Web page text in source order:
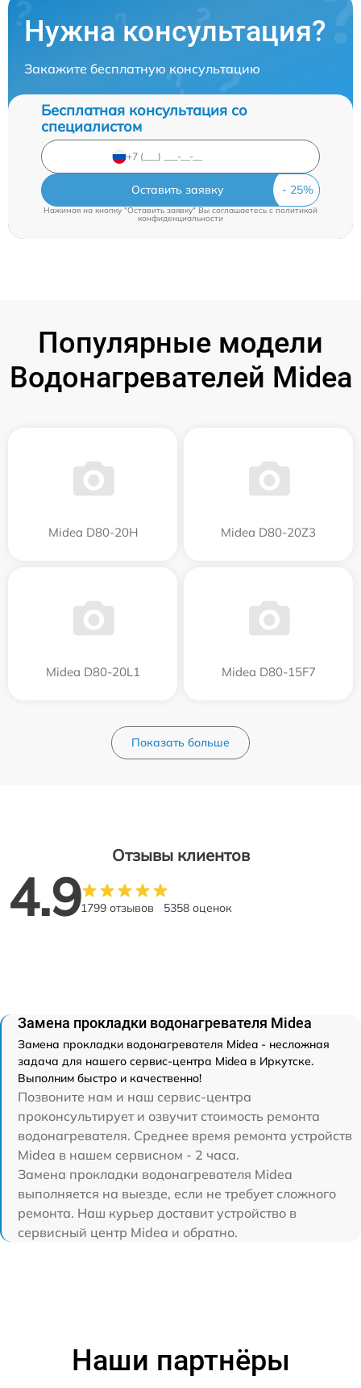
Нужна консультация?
Закажите бесплатную консультацию
Бесплатная консультация со
специалистом
Оставить заявку
Нажимая на кнопку "Оставить заявку" Вы соглашаетесь cполитикой
конфиденциальности
Популярные модели
Водонагревателей Midea
Midea D80-20Н Midea D80-20Z3
Midea D80-20L1 Midea D80-15F7
Показать больше
Отзывы клиентов
4.91799 отзывов 5358 оценок
Замена прокладки водонагревателя Midea
Замена прокладки водонагревателя Midea - несложная
задача для нашего сервис-центра Midea в Иркутске.
Выполним быстро и качественно!
Позвоните нам и наш сервис-центра
проконсультирует и озвучит стоимость ремонта
водонагревателя. Среднее время ремонта устройств
Midea в нашем сервисном - 2 часа.
Замена прокладки водонагревателя Midea
выполняется на выезде, если не требует сложного
ремонта. Наш курьер доставит устройство в
сервисный центр Midea и обратно.
Наши партнёры